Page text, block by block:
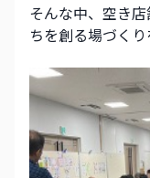
そんな中、空き
ちを創る場づくり